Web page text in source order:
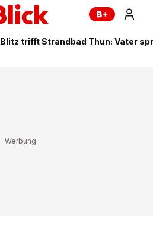
Blitz trifft Strandbad Thun: Vater